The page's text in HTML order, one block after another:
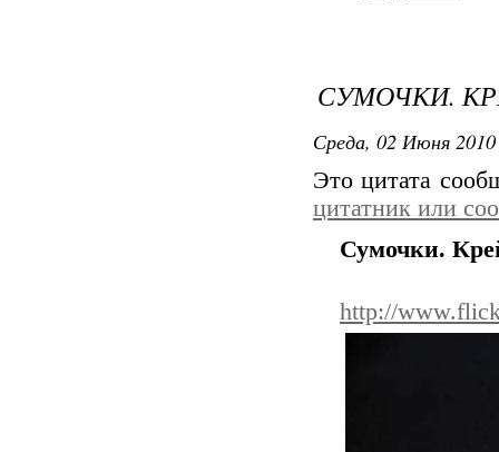
СУМОЧКИ.
Среда, 02 Июня
Это цитата
цитатник или
Сумочки.
http://